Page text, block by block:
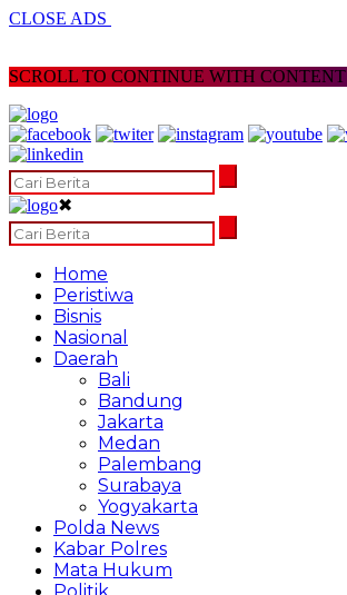
CLOSE ADS
SCROLL TO CONTINUE WITH CONTENT
✖
Home
Peristiwa
Bisnis
Nasional
Daerah
Bali
Bandung
Jakarta
Medan
Palembang
Surabaya
Yogyakarta
Polda News
Kabar Polres
Mata Hukum